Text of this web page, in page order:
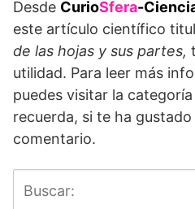
Desde CurioSfera-
este artículo científico
de las hojas y sus partes,
utilidad. Para leer más
puedes visitar la
recuerda, si te ha
comentario.